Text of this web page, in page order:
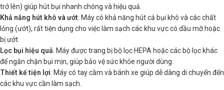
trở lên) giúp hút bụi nhanh chóng và hiệu quả.
Khả năng hút khô và ướt: Máy có khả năng hút cả bụi khô và các chất
lỏng (ướt), rất tiện dụng cho việc làm sạch các khu vực có dầu mỡ hoặc
bị ướt.
Lọc bụi hiệu quả: Máy được trang bị bộ lọc HEPA hoặc các bộ lọc khác
để ngăn chặn bụi mịn, giúp bảo vệ sức khỏe người dùng.
Thiết kế tiện lợi: Máy có tay cầm và bánh xe giúp dễ dàng di chuyển đến
các khu vực cần làm sạch.